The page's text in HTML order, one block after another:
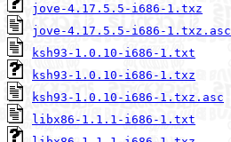
jove-4.17.5.5-i686-1.txz
jove-4.17.5.5-i686-1.txz.asc
ksh93-1.0.10-i686-1.txt
ksh93-1.0.10-i686-1.txz
ksh93-1.0.10-i686-1.txz.asc
libx86-1.1.1-i686-1.txt